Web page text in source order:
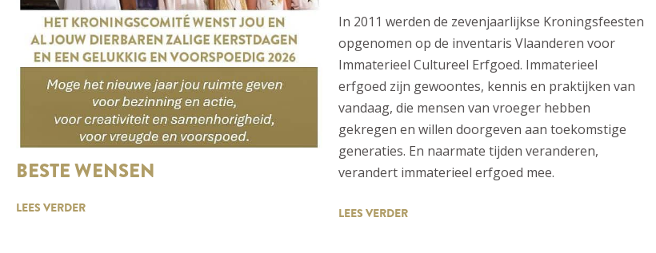
BESTE WENSEN
LEES VERDER
In 2011 werden de zevenjaarlijkse Kroningsfeesten
opgenomen op de inventaris Vlaanderen voor
Immaterieel Cultureel Erfgoed. Immaterieel
erfgoed zijn gewoontes, kennis en praktijken van
vandaag, die mensen van vroeger hebben
gekregen en willen doorgeven aan toekomstige
generaties. En naarmate tijden veranderen,
verandert immaterieel erfgoed mee.
LEES VERDER